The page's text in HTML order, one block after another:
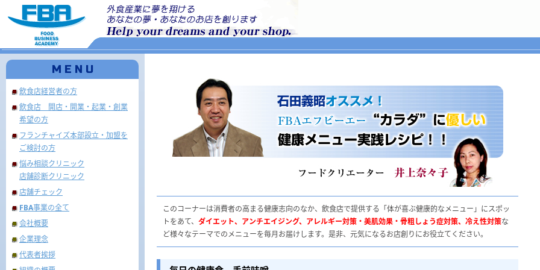
M E N U
飲食店経営者の方
飲食店 開店・開業・起業・創業
希望の方
フランチャイズ本部設立・加盟を
ご検討の方
悩み相談クリニック
店舗診断クリニック
店舗チェック
FBA事業の全て
会社概要
企業理念
代表者挨拶
このコーナーは消費者の高まる健康志向のなか、飲食店で提供する「体が喜ぶ健康的なメニュー」にスポッ
トをあて、 ダイエット、アンチエイジング、アレルギー対策・美肌効果・骨粗しょう症対策、冷え性対策な
ど様々なテーマでのメニューを毎月お届けします。是非、元気になるお店創りにお役立てください。